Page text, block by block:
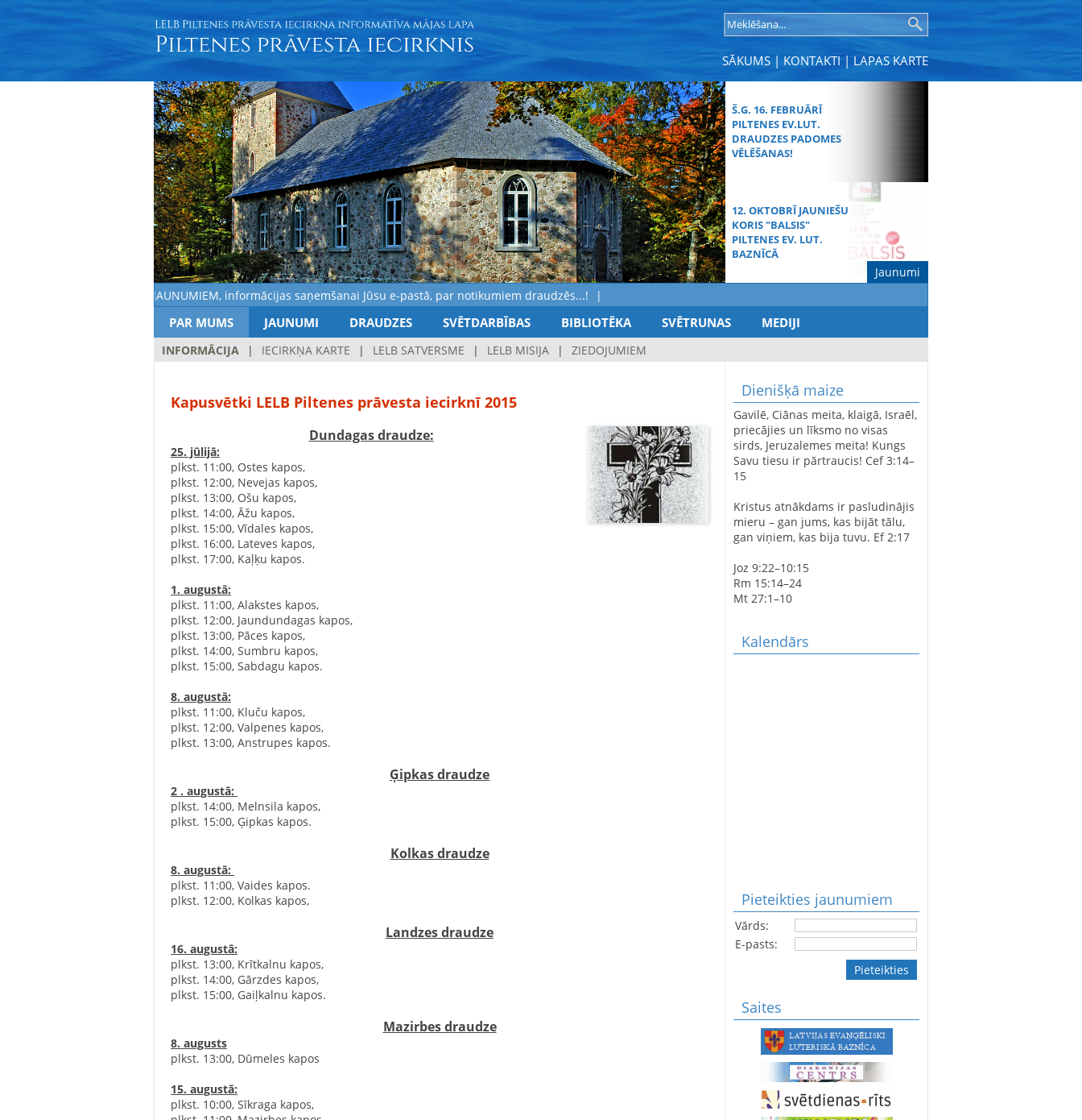
SĀKUMS | KONTAKTI| LAPAS KARTE
Š.G. 16. FEBRUĀRĪ
PILTENES EV.LUT.
DRAUDZES PADOMES
VĒLĒŠANAS!
12. OKTOBRĪ JAUNIEŠU
KORIS "BALSIS"
PILTENES EV. LUT.
BAZNĪCĀ
MŪŽĪBAS SVĒTDIENAS
DIEVKALPOJUMS
LATVIJAS SIMTGADEI
VELTĪTS
DIEVKALPOJUMS
SPĀRES BAZNĪCĀ
SPĀRES EVAŅĢĒLISKI
LUTERISKAJAI BAZNĪCAI
360
AVE MARIS STELLA
Jaunumi
Aicinām pieteikties: JAUNUMIEM, informācijas saņemšanai Jūsu e-pastā, par notikumiem draudzēs...!
PAR MUMS JAUNUMI DRAUDZES SVĒTDARBĪBAS BIBLIOTĒKA SVĒTRUNAS MEDIJI
INFORMĀCIJA | IECIRKŅA KARTE | LELB SATVERSME | LELB MISIJA | ZIEDOJUMIEM
Kapusvētki LELB Piltenes prāvesta iecirknī 2015
Dundagas draudze:
25. jūlijā:
plkst. 11:00, Ostes kapos,
plkst. 12:00, Nevejas kapos,
plkst. 13:00, Ošu kapos,
plkst. 14:00, Āžu kapos,
plkst. 15:00, Vīdales kapos,
plkst. 16:00, Lateves kapos,
plkst. 17:00, Kaļķu kapos.
1. augustā:
‌plkst. 11:00, Alakstes kapos,
‌plkst. 12:00, Jaundundagas kapos,
‌plkst. 13:00, Pāces kapos,
‌plkst. 14:00, Sumbru kapos,
‌plkst. 15:00, Sabdagu kapos. ‍‍‍
8. augustā:
‌plkst. 11:00, Kluču kapos, ‍
‌plkst. 12:00, Valpenes kapos, ‍
‌plkst. 13:00, Anstrupes kapos. ‍‍
Ģipkas draudze
2 . augustā:
‌plkst. 14:00, Melnsila kapos, ‍
‌plkst. 15:00, Ģipkas kapos. ‍‍
Kolkas draudze
8. augustā:
‌plkst. 11:00, Vaides kapos.
‌plkst. 12:00, Kolkas kapos, ‍ ‍‍
Landzes draudze
16. augustā:
‌plkst. 13:00, Krītkalnu kapos, ‍
‌plkst. 14:00, Gārzdes kapos, ‍
‌plkst. 15:00, Gaiļkalnu kapos. ‍‍
Mazirbes draudze
8. augusts
‌plkst. 13:00, Dūmeles kapos
15. augustā:
‌plkst. 10:00, Sīkraga kapos,
Dienišķā maize
Gavilē, Ciānas meita, klaigā, Israēl,
priecājies un līksmo no visas
sirds, Jeruzalemes meita! Kungs
Savu tiesu ir pārtraucis! Cef 3:14–
15
Kristus atnākdams ir pasludinājis
mieru – gan jums, kas bijāt tālu,
gan viņiem, kas bija tuvu. Ef 2:17
Joz 9:22–10:15
Rm 15:14–24
Mt 27:1–10
Kalendārs
Pieteikties jaunumiem
Vārds:
E-pasts:
Pieteikties
Saites